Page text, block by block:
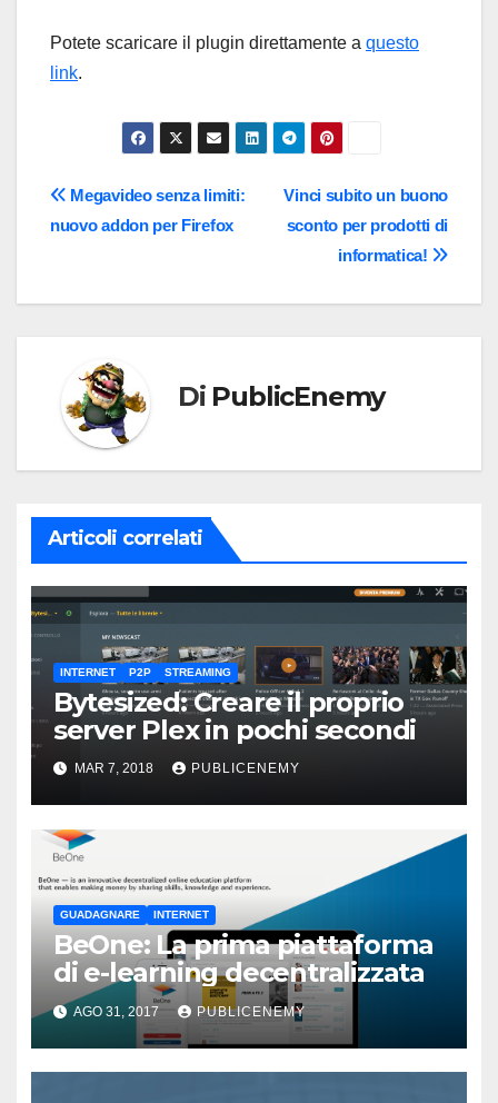
Potete scaricare il plugin direttamente a questo
link.
Navigazione
articoli
Vinci subito un buono
sconto per prodotti di
informatica!
Megavideo senza limiti:
nuovo addon per Firefox
Di PublicEnemy
Articoli correlati
INTERNET P2P STREAMING
Bytesized: Creare il proprio
server Plex in pochi secondi
MAR 7, 2018 PUBLICENEMY
GUADAGNARE INTERNET
BeOne: La prima piattaforma
di e-learning decentralizzata
AGO 31, 2017 PUBLICENEMY